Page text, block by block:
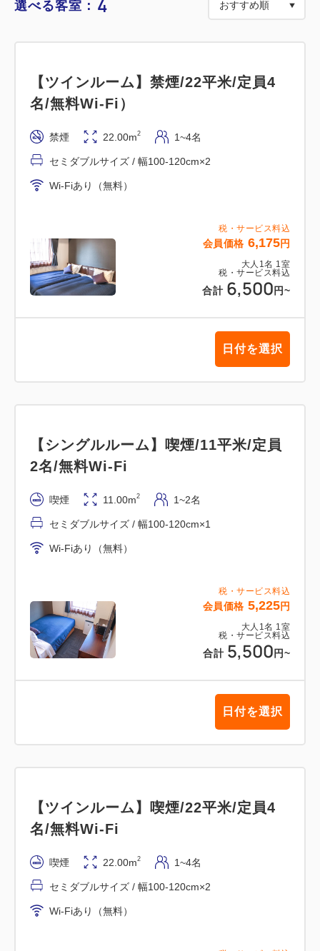
※チェックイン予定時刻が変更になる場合には必ずホ
□料金は前払い制でございます。
□シングルルーム ２名様以上の場合は添い寝でのご利
用になります。
□連泊中の清掃・タオル交換・アメニティの補充は希
※清掃希望のお客様は午前１１時までに清掃札を出し
て頂きますようお願い致します。
□当ホテルに駐車場・駐輪場はございません。
ませ。提携は一切ございませんので、パーキングの場
す様お願い申し上げます。
選べる客室： 4
税・サービス料込
会員価格 6,175円
大人 1 名 1 室
税・サービス料込
合計 6,500 円~
【ツインルーム】禁煙/22平米/定員4
名/無料Wi-Fi）
禁煙 22.00m2 1~4名
セミダブルサイズ / 幅100-120cm×2
Wi-Fiあり（無料）
日付を選択
税・サービス料込
会員価格 5,225円
大人 1 名 1 室
税・サービス料込
合計 5,500 円~
【シングルルーム】喫煙/11平米/定員
2名/無料Wi-Fi
喫煙 11.00m2 1~2名
セミダブルサイズ / 幅100-120cm×1
Wi-Fiあり（無料）
日付を選択
【ツインルーム】喫煙/22平米/定員4
名/無料Wi-Fi
喫煙 22.00m2 1~4名
セミダブルサイズ / 幅100-120cm×2
Wi-Fiあり（無料）